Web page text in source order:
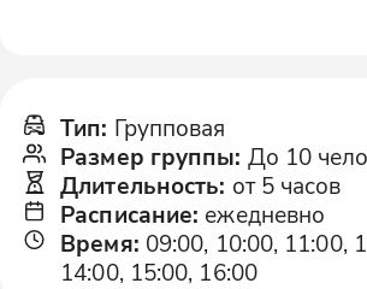
Тип: Групповая
Размер группы: До 10
Длительность: от 5 часов
Расписание: ежедневно
Время: 09:00, 10:00, 11:00,
14:00, 15:00, 16:00